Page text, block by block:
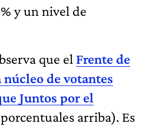
y un nivel de
que el Frente de
de votantes
Juntos por el
arriba). Es